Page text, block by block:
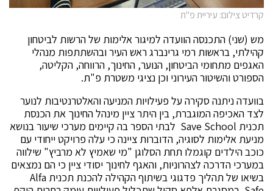
קרדיט צילום: עיריית פ"ת
מש (שני) התכנסה הוועדה למיגור אלימות של הרשות לביטחון
קהילתי, בראשות רמי גרינברג ראש העיר ובהשתתפות מנהלי
האגפים מתחומי הביטחון, הנוער, החינוך, הרווחה, הקליטה,
הספורט והשיטור העירוני וכן נציגי משטרת פ"ת.
בוועדה ניתנה סקירה על פעילויות המניעה והאלטרנטיבות לנוער
לצד האכיפה המוגברת, בין היתר ציין מינהל החינוך את הכנסת
תכנית Save School לבתי הספר בה קיימים מערכי שיעור בנושא
מניעת אלימות לסוגיה, הדוברות ציינה כי עלה פרויקט ייחודי עם
כוכב הילדים קוגמלו תחת הסלוגן "מי שאמיץ לא מרביץ" שילווה
במערכי הדרכה לצהרוניות, והאגף לחינוך יסודי ציין כי הם נמצאים
בשיאו של תהליך פדגוגי בשיתוף הקהילה להכנת תכנית Alfa